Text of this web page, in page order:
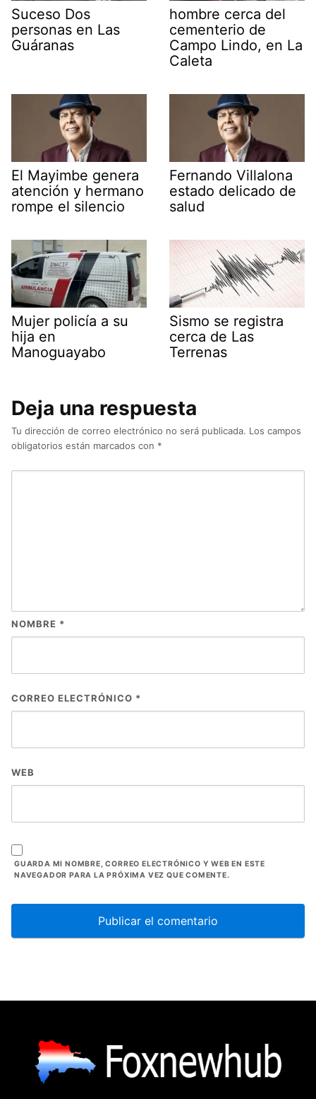
Suceso Dos
personas en Las
Guáranas
hombre cerca del
cementerio de
Campo Lindo, en La
Caleta
El Mayimbe genera
atención y hermano
rompe el silencio
Fernando Villalona
estado delicado de
salud
Mujer policía a su
hija en
Manoguayabo
Sismo se registra
cerca de Las
Terrenas
Deja una respuesta
Tu dirección de correo electrónico no será publicada. Los campos
obligatorios están marcados con *
NOMBRE *
CORREO ELECTRÓNICO *
WEB
GUARDA MI NOMBRE, CORREO ELECTRÓNICO Y WEB EN ESTE
NAVEGADOR PARA LA PRÓXIMA VEZ QUE COMENTE.